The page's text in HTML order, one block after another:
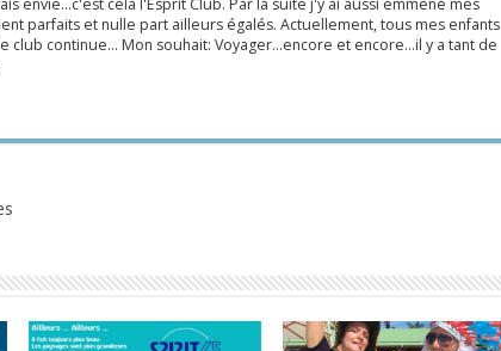
envie...c'est cela l'Esprit Club. Par la suite j'y ai aussi emmené mes
parfaits et nulle part ailleurs égalés. Actuellement, tous mes enfants
club continue... Mon souhait: Voyager...encore et encore...il y a tant de